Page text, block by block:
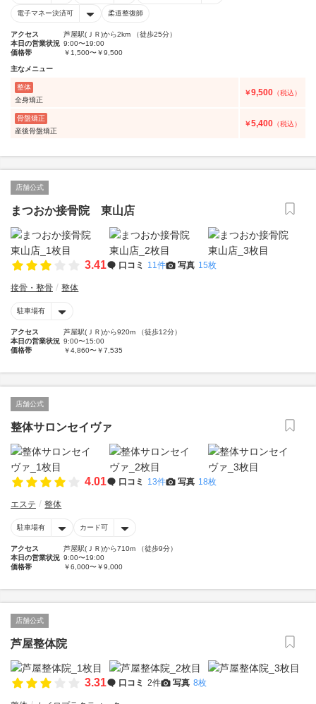
電子マネー決済可 柔道整復師
アクセス
芦屋駅(ＪＲ)から2km （徒歩25分）
本日の営業状況 9:00〜19:00
価格帯
￥1,500〜￥9,500
主なメニュー
整体
全身矯正
￥9,500 （税込）
骨盤矯正
産後骨盤矯正
￥5,400 （税込）
店舗公式
まつおか接骨院 東山店
3.41 口コミ 11件 写真 15枚
接骨・整骨 整体
駐車場有
アクセス
芦屋駅(ＪＲ)から920m （徒歩12分）
本日の営業状況 9:00〜15:00
価格帯
￥4,860〜￥7,535
店舗公式
整体サロンセイヴァ
4.01 口コミ 13件 写真 18枚
エステ 整体
駐車場有 カード可
アクセス
芦屋駅(ＪＲ)から710m （徒歩9分）
本日の営業状況 9:00〜19:00
価格帯
￥6,000〜￥9,000
店舗公式
芦屋整体院
3.31 口コミ 2件 写真 8枚